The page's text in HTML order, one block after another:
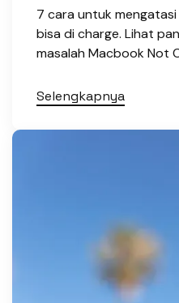
7 cara untuk
bisa di charge. Lihat
masalah Macbook Not
Selengkapnya